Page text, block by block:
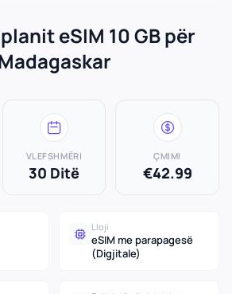
eSIM 10 GB për
VLEFSHMËRI
30 Ditë
ÇMIMI
€42.99
Lloji
eSIM me parapagesë
(Digjitale)